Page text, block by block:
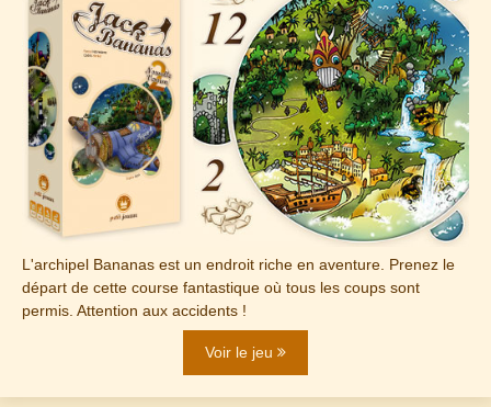
L'archipel Bananas est un endroit riche en aventure. Prenez le
départ de cette course fantastique où tous les coups sont
permis. Attention aux accidents !
Voir le jeu